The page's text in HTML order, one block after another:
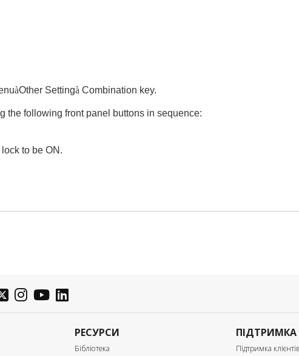
àOther Settingà Combination key.
the following front panel buttons in sequence:
to be ON.
РЕСУРСИ
Бібліотека
ПІДТРИМКА
Підтримка клієнтів